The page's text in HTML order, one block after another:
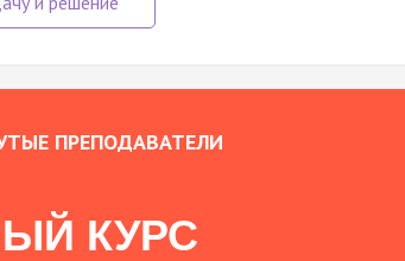
ПРЕПОДАВАТЕЛИ
КУРС